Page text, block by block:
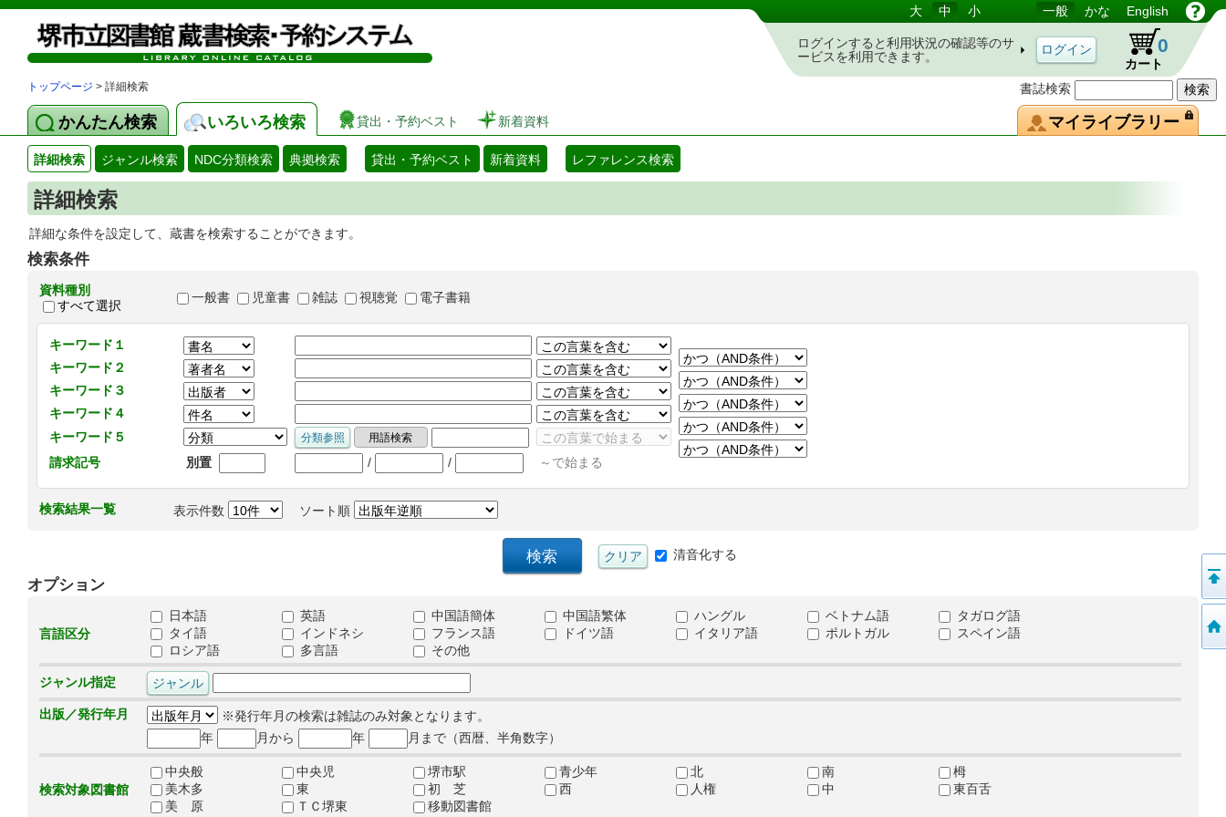
図書館 蔵書検索・予約システム
書誌検索
大 中 小 一般 かな English
ログインすると利用状況の確認等のサ
ービスを利用できます。
カート
0
トップページ > 詳細検索
かんたん検索 いろいろ検索 貸出・予約ベスト 新着資料 マイライブラリー
詳細検索 ジャンル検索 NDC分類検索 典拠検索 貸出・予約ベスト 新着資料 レファレンス検索
詳細検索
詳細な条件を設定して、蔵書を検索することができます。
検索条件
資料種別
すべて選択
一般書 児童書 雑誌 視聴覚 電子書籍
キーワード１
キーワード２
キーワード３
キーワード４
キーワード５
請求記号
別置 / / ～で始まる
検索結果一覧 表示件数 ソート順
清音化する
オプション
言語区分
日本語 英語 中国語簡体 中国語繁体 ハングル ベトナム語
タガログ語
タイ語
インドネシ フランス語 ドイツ語 イタリア語 ポルトガル
スペイン語
ロシア語
多言語 その他
ジャンル指定
出版／発行年月
※発行年月の検索は雑誌のみ対象となります。
年
月から 年 月まで（西暦、半角数字）
検索対象図書館
中央般 中央児 堺市駅 青少年 北 南
栂
美木多
東 初 芝 西 人権 中
東百舌
美 原
ＴＣ堺東 移動図書館